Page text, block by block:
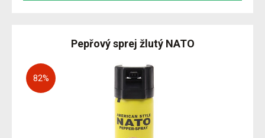
Pepřový sprej žlutý NATO
82%